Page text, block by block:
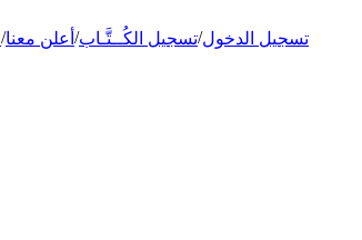
تسجيل الدخول/تسجيل الكُــتَّـاب/ أعلن معنا/